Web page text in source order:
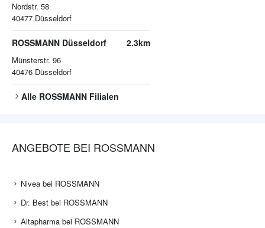
Nordstr. 58
40477 Düsseldorf
ROSSMANN Düsseldorf
Münsterstr. 96
40476 Düsseldorf
2.3km
Alle ROSSMANN Filialen
ANGEBOTE BEI ROSSMANN
Nivea bei ROSSMANN
Dr. Best bei ROSSMANN
Altapharma bei ROSSMANN